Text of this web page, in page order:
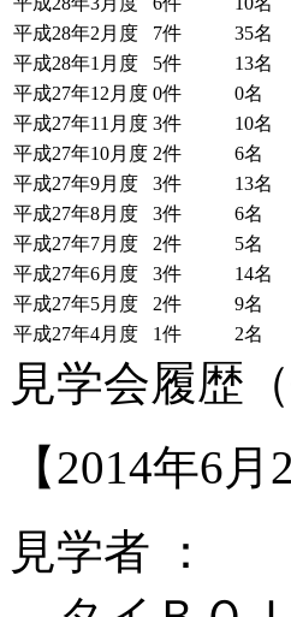
平成28年2月度
7件
35名
平成28年1月度
5件
13名
平成27年12月度 0件
0名
平成27年11月度 3件
10名
平成27年10月度 2件
6名
平成27年9月度
3件
13名
平成27年8月度
3件
6名
平成27年7月度
2件
5名
平成27年6月度
3件
14名
平成27年5月度
2件
9名
平成27年4月度
1件 2名
見学会履歴
【2014年6月
見学者 ：